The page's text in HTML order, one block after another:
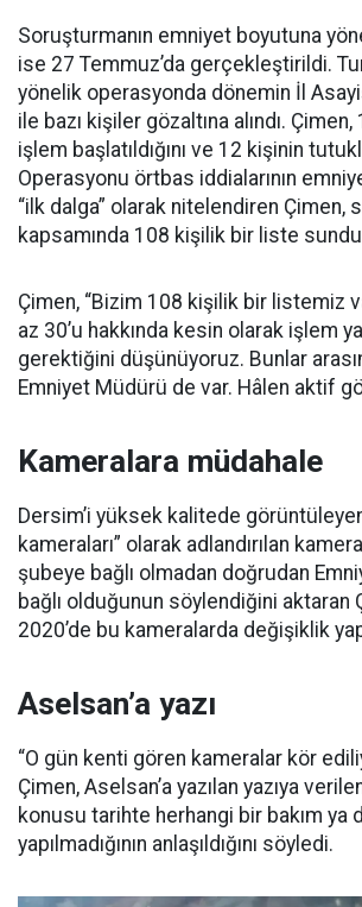
Soruşturmanın emniyet boyutuna
ise 27 Temmuz’da gerçekleştirildi.
yönelik operasyonda dönemin İl
ile bazı kişiler gözaltına alındı.
işlem başlatıldığını ve 12 kişinin
Operasyonu örtbas iddialarının
“ilk dalga” olarak nitelendiren Çimen,
kapsamında 108 kişilik bir liste
Çimen, “Bizim 108 kişilik bir listemiz
az 30’u hakkında kesin olarak işlem
gerektiğini düşünüyoruz. Bunlar
Emniyet Müdürü de var. Hâlen aktif
Kameralara müdahale
Dersim’i yüksek kalitede
kameraları” olarak adlandırılan
şubeye bağlı olmadan doğrudan
bağlı olduğunun söylendiğini aktaran
2020’de bu kameralarda değişiklik
Aselsan’a yazı
“O gün kenti gören kameralar kör
Çimen, Aselsan’a yazılan yazıya
konusu tarihte herhangi bir bakım ya
yapılmadığının anlaşıldığını söyledi.